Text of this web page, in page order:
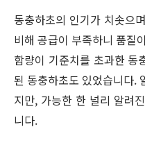
동충하초의 인기가 치솟으
비해 공급이 부족하니 품질
함량이 기준치를 초과한 동
된 동충하초도 있었습니다.
지만, 가능한 한 널리 알려
니다.